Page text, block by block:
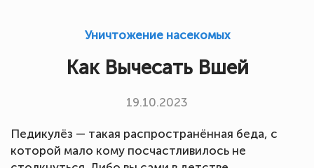
Уничтожение насекомых
Как Вычесать Вшей
19.10.2023
Педикулёз — такая распространённая беда, с
которой мало кому посчастливилось не